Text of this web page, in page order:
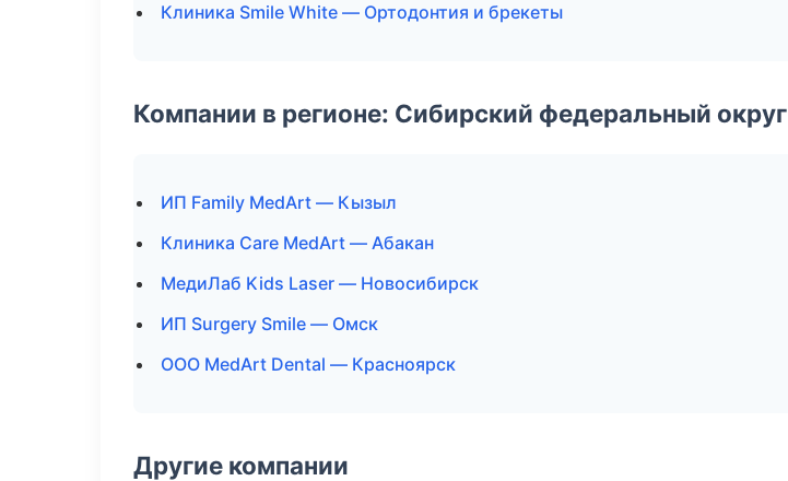
Клиника Smile White — Ортодонтия и брекеты
Компании в регионе: Сибирский федеральный округ
ИП Family MedArt — Кызыл
Клиника Care MedArt — Абакан
МедиЛаб Kids Laser — Новосибирск
ИП Surgery Smile — Омск
ООО MedArt Dental — Красноярск
Другие компании